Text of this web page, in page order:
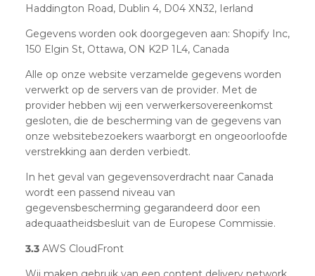
Haddington Road, Dublin 4, D04 XN32, Ierland
Gegevens worden ook doorgegeven aan: Shopify Inc,
150 Elgin St, Ottawa, ON K2P 1L4, Canada
Alle op onze website verzamelde gegevens worden
verwerkt op de servers van de provider. Met de
provider hebben wij een verwerkersovereenkomst
gesloten, die de bescherming van de gegevens van
onze websitebezoekers waarborgt en ongeoorloofde
verstrekking aan derden verbiedt.
In het geval van gegevensoverdracht naar Canada
wordt een passend niveau van
gegevensbescherming gegarandeerd door een
adequaatheidsbesluit van de Europese Commissie.
3.3 AWS CloudFront